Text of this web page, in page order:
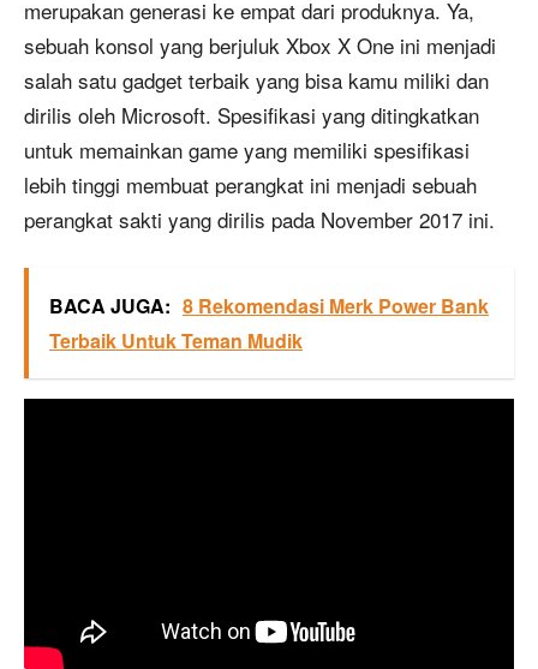
merupakan generasi ke empat dari produknya. Ya,
sebuah konsol yang berjuluk Xbox X One ini menjadi
salah satu gadget terbaik yang bisa kamu miliki dan
dirilis oleh Microsoft. Spesifikasi yang ditingkatkan
untuk memainkan game yang memiliki spesifikasi
lebih tinggi membuat perangkat ini menjadi sebuah
perangkat sakti yang dirilis pada November 2017 ini.
BACA JUGA: 8 Rekomendasi Merk Power Bank
Terbaik Untuk Teman Mudik